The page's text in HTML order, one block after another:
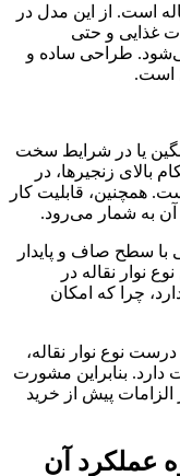
است. از این مدل در
غذایی و حتی
می‌شود. طراحی ساده و
است.
یا در شرایط سخت
بالای زنجیرها، در
همچنین، قابلیت کار
آن به شمار می‌رود.
با سطح صاف و پایدار
نوار نقاله در
چرا که امکان
نوع نوار نقاله،
دارد. بنابراین مشورت
الزامات پیش از خرید
عملکرد آن